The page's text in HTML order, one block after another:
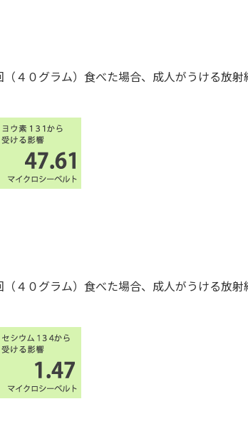
４０グラム）食べた場合、成人がうける放射
４０グラム）食べた場合、成人がうける放射